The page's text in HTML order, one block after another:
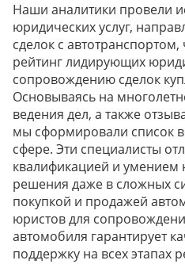
Наши аналитики провели
юридических услуг,
сделок с
рейтинг лидирующих
сопровождению сделок
Основываясь на
ведения дел, а также
мы сформировали список
сфере. Эти специалисты
квалификацией и умением
решения даже в сложных
покупкой и продажей
юристов для
автомобиля гарантирует
поддержку на всех этапах